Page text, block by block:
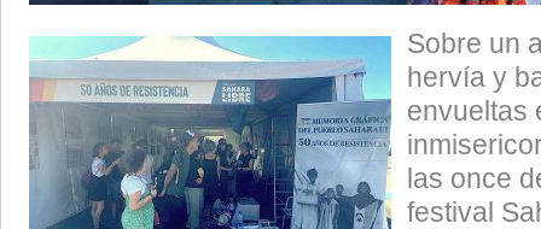
Sobre un
hervía y
envueltas
las once
festival